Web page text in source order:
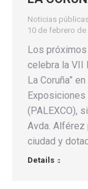
Noticias
10 de febrero de
Los
celebra la VII
La Coruña”
Exposiciones
(PALEXCO),
Avda. Alférez
ciudad y
Details